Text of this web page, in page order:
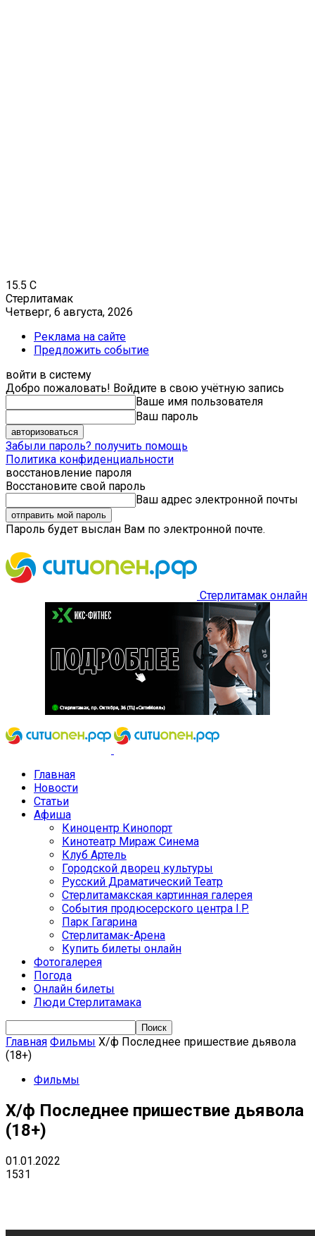
15.5 C
Стерлитамак
Четверг, 6 августа, 2026
Реклама на сайте
Предложить событие
войти в систему
Добро пожаловать! Войдите в свою учётную запись
Ваше имя пользователя
Ваш пароль
Забыли пароль? получить помощь
Политика конфиденциальности
восстановление пароля
Восстановите свой пароль
Ваш адрес электронной почты
Пароль будет выслан Вам по электронной почте.
Стерлитамак онлайн
Главная
Новости
Статьи
Афиша
Киноцентр Кинопорт
Кинотеатр Мираж Синема
Клуб Артель
Городской дворец культуры
Русский Драматический Театр
Стерлитамакская картинная галерея
События продюсерского центра I.P.
Парк Гагарина
Стерлитамак-Арена
Купить билеты онлайн
Фотогалерея
Погода
Онлайн билеты
Люди Стерлитамака
Главная Фильмы Х/ф Последнее пришествие дьявола
(18+)
Фильмы
Х/ф Последнее пришествие дьявола
(18+)
01.01.2022
1531